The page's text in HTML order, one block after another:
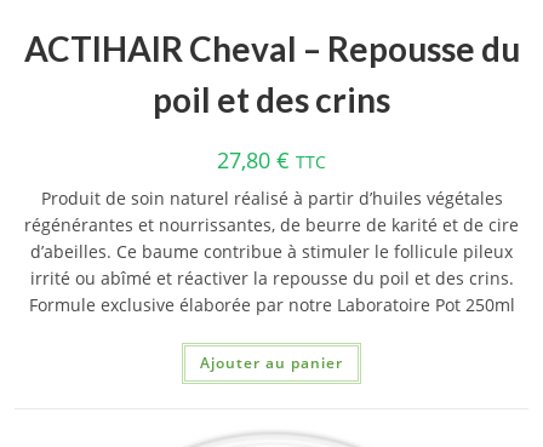
ACTIHAIR Cheval – Repousse du
poil et des crins
27,80 € TTC
Produit de soin naturel réalisé à partir d’huiles végétales
régénérantes et nourrissantes, de beurre de karité et de cire
d’abeilles. Ce baume contribue à stimuler le follicule pileux
irrité ou abîmé et réactiver la repousse du poil et des crins.
Formule exclusive élaborée par notre Laboratoire Pot 250ml
Ajouter au panier